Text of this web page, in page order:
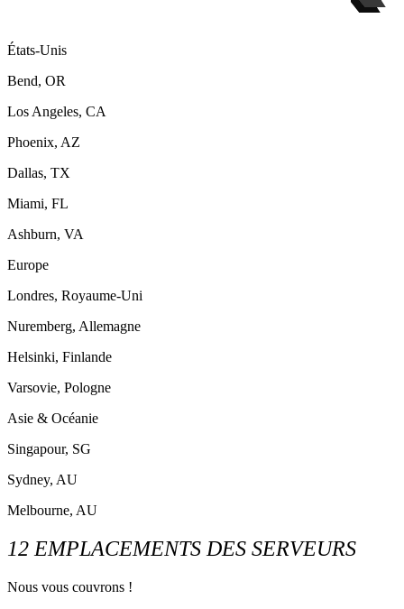
États-Unis
Bend, OR
Los Angeles, CA
Phoenix, AZ
Dallas, TX
Miami, FL
Ashburn, VA
Europe
Londres, Royaume-Uni
Nuremberg, Allemagne
Helsinki, Finlande
Varsovie, Pologne
Asie & Océanie
Singapour, SG
Sydney, AU
Melbourne, AU
12 EMPLACEMENTS DES SERVEURS
Nous vous couvrons !